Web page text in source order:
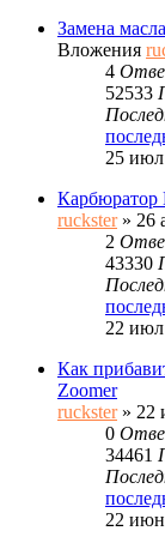
Замена
Вложения
4
52533
25 июл
Карбюратор
ruckster» 26
2
43330
22 июл
Как
Zoomer
ruckster» 22
0
34461
22 июн